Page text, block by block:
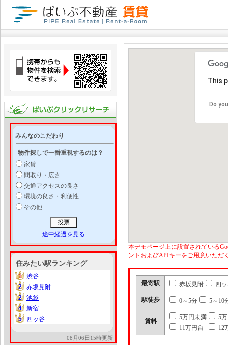
みんなのこだわり
物件探しで一番重視するのは？
家賃
間取り・広さ
交通アクセスの良さ
環境の良さ・利便性
その他
途中経過を見る
住みたい駅ランキング
1
1
渋谷
2
2
赤坂見附
2
2
池袋
4
4
新宿
5
5 四ッ谷
08月06日15時更新
This
Do
本デモページ上に設置されている
ントおよびAPIキーをご用意いただ
最寄駅 赤坂見附 四
駅徒歩 0～5分 5～10
賃料
5万円未満
5
11万円台
12